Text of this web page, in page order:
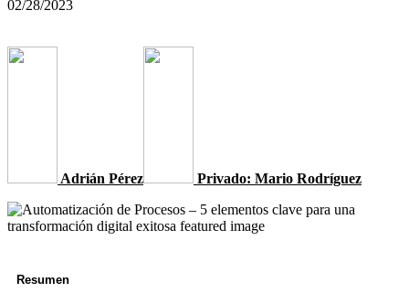
02/28/2023
Adrián Pérez Privado: Mario Rodríguez
Resumen